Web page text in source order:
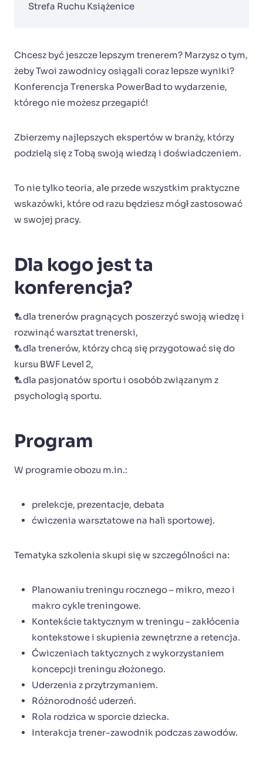
Strefa Ruchu Książenice
Chcesz być jeszcze lepszym trenerem? Marzysz o tym,
żeby Twoi zawodnicy osiągali coraz lepsze wyniki?
Konferencja Trenerska PowerBad to wydarzenie,
którego nie możesz przegapić!
Zbierzemy najlepszych ekspertów w branży, którzy
podzielą się z Tobą swoją wiedzą i doświadczeniem.
To nie tylko teoria, ale przede wszystkim praktyczne
wskazówki, które od razu będziesz mógł zastosować
w swojej pracy.
Dla kogo jest ta
konferencja?
🏸dla trenerów pragnących poszerzyć swoją wiedzę i
rozwinąć warsztat trenerski,
🏸dla trenerów, którzy chcą się przygotować się do
kursu BWF Level 2,
🏸dla pasjonatów sportu i osobób związanym z
psychologią sportu.
Program
W programie obozu m.in.:
prelekcje, prezentacje, debata
ćwiczenia warsztatowe na hali sportowej.
Tematyka szkolenia skupi się w szczególności na:
Planowaniu treningu rocznego – mikro, mezo i
makro cykle treningowe.
Kontekście taktycznym w treningu – zakłócenia
kontekstowe i skupienia zewnętrzne a retencja.
Ćwiczeniach taktycznych z wykorzystaniem
koncepcji treningu złożonego.
Uderzenia z przytrzymaniem.
Różnorodność uderzeń.
Rola rodzica w sporcie dziecka.
Interakcja trener-zawodnik podczas zawodów.